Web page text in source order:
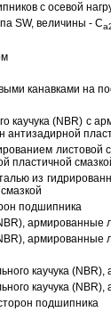
с осевой
SW, величины - C
канавками на
каучука (NBR) с
пластичной
из
подшипника
каучука
каучука
подшипника